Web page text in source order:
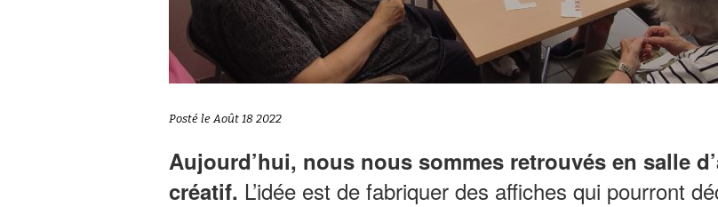
Posté le Août 18 2022
Aujourd’hui, nous nous sommes retrouvés en salle
créatif. L’idée est de fabriquer des affiches qui pourront